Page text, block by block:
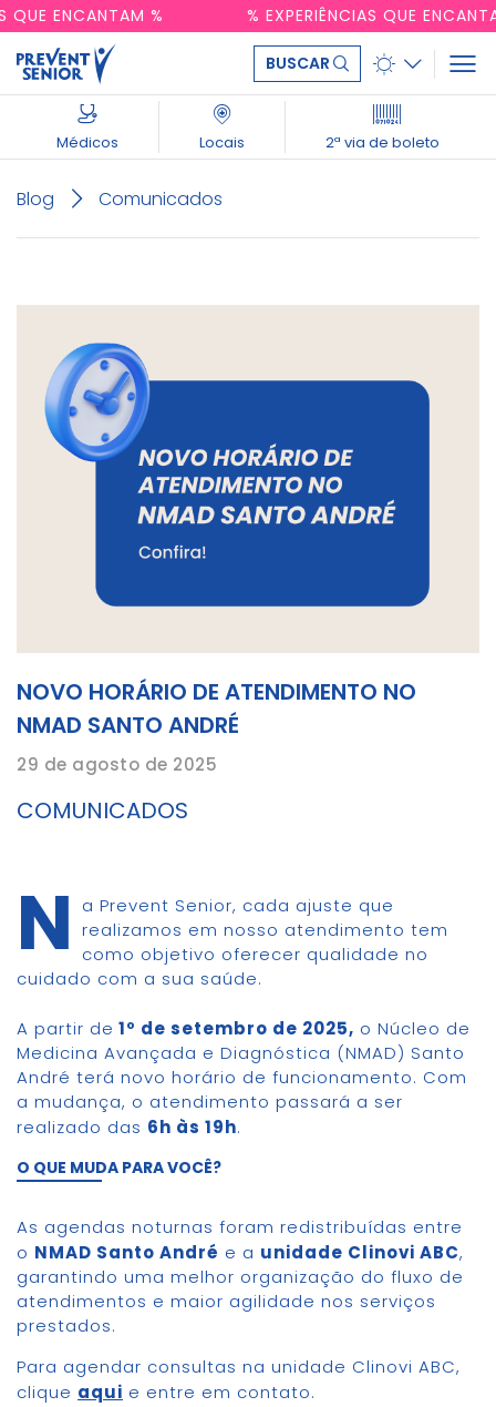
QUE ENCANTAM % % EXPERIÊNCIAS QUE
BUSCAR
Médicos Locais 2ª via de boleto
Blog Comunicados
NOVO HORÁRIO DE ATENDIMENTO NO
NMAD SANTO ANDRÉ
29 de agosto de 2025
COMUNICADOS
N
a Prevent Senior, cada ajuste que
realizamos em nosso atendimento tem
como objetivo oferecer qualidade no
cuidado com a sua saúde.
A partir de 1º de setembro de 2025, o Núcleo de
Medicina Avançada e Diagnóstica (NMAD) Santo
André terá novo horário de funcionamento. Com
a mudança, o atendimento passará a ser
realizado das 6h às 19h.
O QUE MUDA PARA VOCÊ?
As agendas noturnas foram redistribuídas entre
o NMAD Santo André e a unidade Clinovi ABC,
garantindo uma melhor organização do fluxo de
atendimentos e maior agilidade nos serviços
prestados.
Para agendar consultas na unidade Clinovi ABC,
clique aqui e entre em contato.